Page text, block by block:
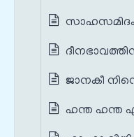
സാഹസമിദം
ജാനകീ
ഹന്ത ഹന്ത